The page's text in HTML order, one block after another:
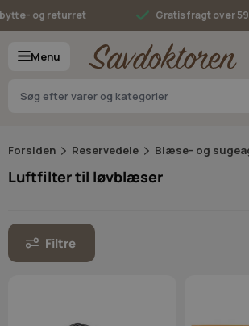
Skip to Content
og returret Gratis fragt over 599
Menu
Forsiden Reservedele Blæse- og
Luftfilter til løvblæser
Filtre